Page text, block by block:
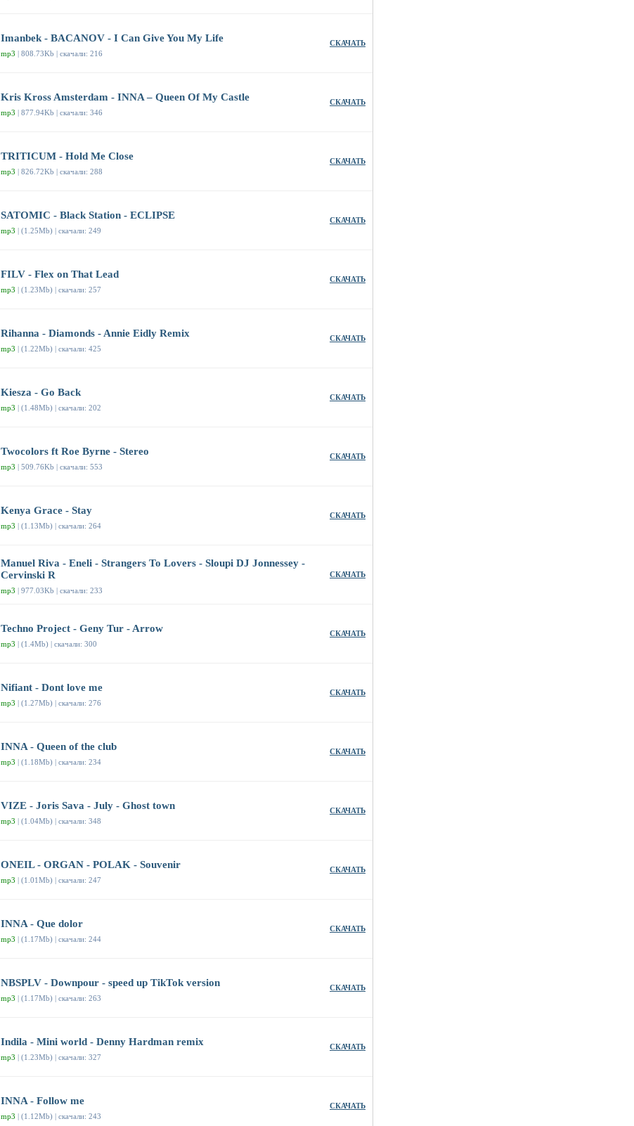
Imanbek - BACANOV - I Can Give You My Life
mp3 | 808.73Kb | скачали: 216
СКАЧАТЬ
Kris Kross Amsterdam - INNA – Queen Of My Castle
mp3 | 877.94Kb | скачали: 346
СКАЧАТЬ
TRITICUM - Hold Me Close
mp3 | 826.72Kb | скачали: 288
СКАЧАТЬ
SATOMIC - Black Station - ECLIPSE
mp3 | (1.25Mb) | скачали: 249
СКАЧАТЬ
FILV - Flex on That Lead
mp3 | (1.23Mb) | скачали: 257
СКАЧАТЬ
Rihanna - Diamonds - Annie Eidly Remix
mp3 | (1.22Mb) | скачали: 425
СКАЧАТЬ
Kiesza - Go Back
mp3 | (1.48Mb) | скачали: 202
СКАЧАТЬ
Twocolors ft Roe Byrne - Stereo
mp3 | 509.76Kb | скачали: 553
СКАЧАТЬ
Kenya Grace - Stay
mp3 | (1.13Mb) | скачали: 264
СКАЧАТЬ
Manuel Riva - Eneli - Strangers To Lovers - Sloupi DJ Jonnessey -
Cervinski R
mp3 | 977.03Kb | скачали: 233
СКАЧАТЬ
Techno Project - Geny Tur - Arrow
mp3 | (1.4Mb) | скачали: 300
СКАЧАТЬ
Nifiant - Dont love me
mp3 | (1.27Mb) | скачали: 276
СКАЧАТЬ
INNA - Queen of the club
mp3 | (1.18Mb) | скачали: 234
СКАЧАТЬ
VIZE - Joris Sava - July - Ghost town
mp3 | (1.04Mb) | скачали: 348
СКАЧАТЬ
ONEIL - ORGAN - POLAK - Souvenir
mp3 | (1.01Mb) | скачали: 247
СКАЧАТЬ
INNA - Que dolor
mp3 | (1.17Mb) | скачали: 244
СКАЧАТЬ
NBSPLV - Downpour - speed up TikTok version
mp3 | (1.17Mb) | скачали: 263
СКАЧАТЬ
Indila - Mini world - Denny Hardman remix
mp3 | (1.23Mb) | скачали: 327
СКАЧАТЬ
INNA - Follow me
mp3 | (1.12Mb) | скачали: 243
СКАЧАТЬ